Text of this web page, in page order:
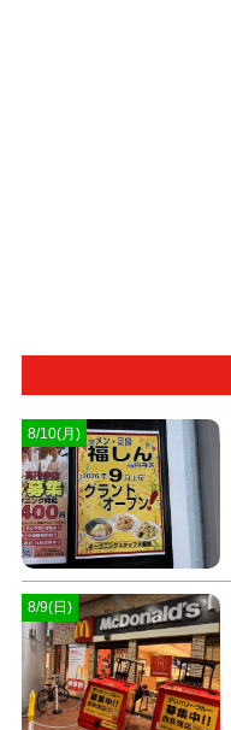
8/10(月)
8/9(日)